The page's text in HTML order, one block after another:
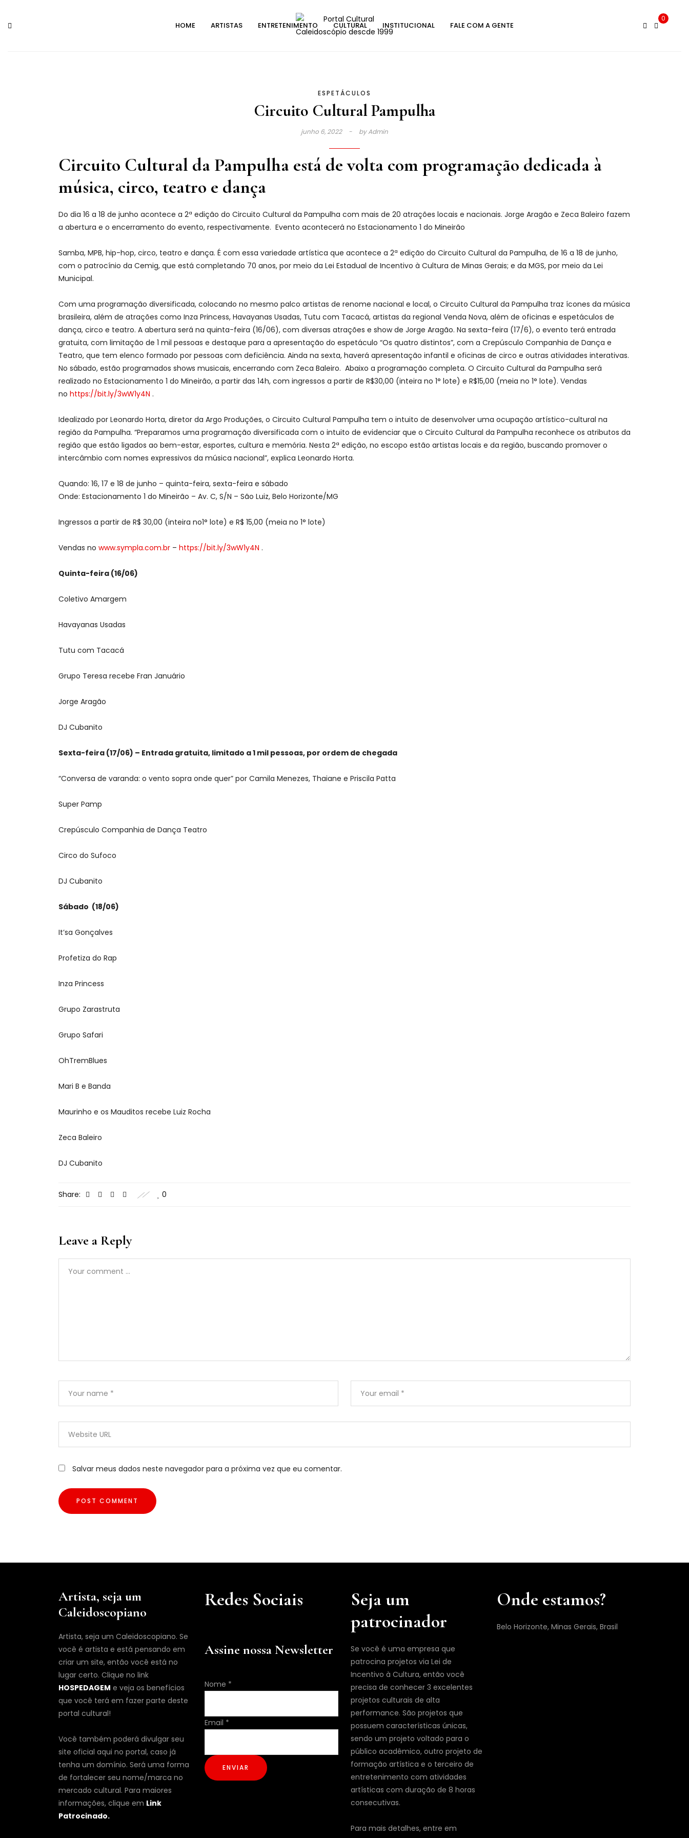
content
HOME ARTISTAS ENTRETENIMENTO CULTURAL INSTITUCIONAL FALE COM A GENTE
0
ESPETÁCULOS
Circuito Cultural Pampulha
junho 6, 2022 byAdmin
Circuito Cultural da Pampulha está de volta com programação dedicada à
música, circo, teatro e dança
Do dia 16 a 18 de junho acontece a 2ª edição do Circuito Cultural da Pampulha com mais de 20 atrações locais e nacionais. Jorge Aragão e Zeca Baleiro fazem
a abertura e o encerramento do evento, respectivamente. Evento acontecerá no Estacionamento 1 do Mineirão
Samba, MPB, hip-hop, circo, teatro e dança. É com essa variedade artística que acontece a 2ª edição do Circuito Cultural da Pampulha, de 16 a 18 de junho,
com o patrocínio da Cemig, que está completando 70 anos, por meio da Lei Estadual de Incentivo à Cultura de Minas Gerais; e da MGS, por meio da Lei
Municipal.
Com uma programação diversificada, colocando no mesmo palco artistas de renome nacional e local, o Circuito Cultural da Pampulha traz ícones da música
brasileira, além de atrações como Inza Princess, Havayanas Usadas, Tutu com Tacacá, artistas da regional Venda Nova, além de oficinas e espetáculos de
dança, circo e teatro. A abertura será na quinta-feira (16/06), com diversas atrações e show de Jorge Aragão. Na sexta-feira (17/6), o evento terá entrada
gratuita, com limitação de 1 mil pessoas e destaque para a apresentação do espetáculo “Os quatro distintos”, com a Crepúsculo Companhia de Dança e
Teatro, que tem elenco formado por pessoas com deficiência. Ainda na sexta, haverá apresentação infantil e oficinas de circo e outras atividades interativas.
No sábado, estão programados shows musicais, encerrando com Zeca Baleiro. Abaixo a programação completa. O Circuito Cultural da Pampulha será
realizado no Estacionamento 1 do Mineirão, a partir das 14h, com ingressos a partir de R$30,00 (inteira no 1° lote) e R$15,00 (meia no 1° lote). Vendas
no https://bit.ly/3wW1y4N .
Idealizado por Leonardo Horta, diretor da Argo Produções, o Circuito Cultural Pampulha tem o intuito de desenvolver uma ocupação artístico-cultural na
região da Pampulha. “Preparamos uma programação diversificada com o intuito de evidenciar que o Circuito Cultural da Pampulha reconhece os atributos da
região que estão ligados ao bem-estar, esportes, cultura e memória. Nesta 2ª edição, no escopo estão artistas locais e da região, buscando promover o
intercâmbio com nomes expressivos da música nacional”, explica Leonardo Horta.
Quando: 16, 17 e 18 de junho – quinta-feira, sexta-feira e sábado
Onde: Estacionamento 1 do Mineirão – Av. C, S/N – São Luiz, Belo Horizonte/MG
Ingressos a partir de R$ 30,00 (inteira no1° lote) e R$ 15,00 (meia no 1° lote)
Vendas no www.sympla.com.br – https://bit.ly/3wW1y4N .
Quinta-feira (16/06)
Coletivo Amargem
Havayanas Usadas
Tutu com Tacacá
Grupo Teresa recebe Fran Januário
Jorge Aragão
DJ Cubanito
Sexta-feira (17/06) – Entrada gratuita, limitado a 1 mil pessoas, por ordem de chegada
“Conversa de varanda: o vento sopra onde quer” por Camila Menezes, Thaiane e Priscila Patta
Super Pamp
Crepúsculo Companhia de Dança Teatro
Circo do Sufoco
DJ Cubanito
Sábado (18/06)
It’sa Gonçalves
Profetiza do Rap
Inza Princess
Grupo Zarastruta
Grupo Safari
OhTremBlues
Mari B e Banda
Maurinho e os Mauditos recebe Luiz Rocha
Zeca Baleiro
DJ Cubanito
Share: 0
Leave a Reply
Salvar meus dados neste navegador para a próxima vez que eu comentar.
Artista, seja um
Caleidoscopiano
Artista, seja um Caleidoscopiano. Se
você é artista e está pensando em
criar um site, então você está no
lugar certo. Clique no link
HOSPEDAGEM e veja os benefícios
que você terá em fazer parte deste
portal cultural!
Você também poderá divulgar seu
site oficial aqui no portal, caso já
tenha um domínio. Será uma forma
de fortalecer seu nome/marca no
mercado cultural. Para maiores
informações, clique em Link
Patrocinado.
Redes Sociais
Assine nossa Newsletter
Email
Nome *
Email *
ENVIAR
Seja um
patrocinador
Se você é uma empresa que
patrocina projetos via Lei de
Incentivo à Cultura, então você
precisa de conhecer 3 excelentes
projetos culturais de alta
performance. São projetos que
possuem características únicas,
sendo um projeto voltado para o
público acadêmico, outro projeto de
formação artística e o terceiro de
entretenimento com atividades
artísticas com duração de 8 horas
consecutivas.
Para mais detalhes, entre em
Onde estamos?
Belo Horizonte, Minas Gerais, Brasil